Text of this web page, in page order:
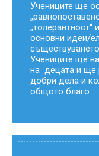
Учениците ще
„толерантност“
основни идеи/
Учениците ще
на децата и ще
добри дела и
общото благо. ...